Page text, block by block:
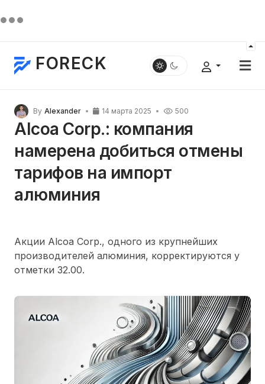
FORECK
By Alexander 14 марта 2025 500
Alcoa Corp.: компания
намерена добиться отмены
тарифов на импорт
алюминия
Акции Alcoa Corp., одного из крупнейших
производителей алюминия, корректируются у
отметки 32.00.